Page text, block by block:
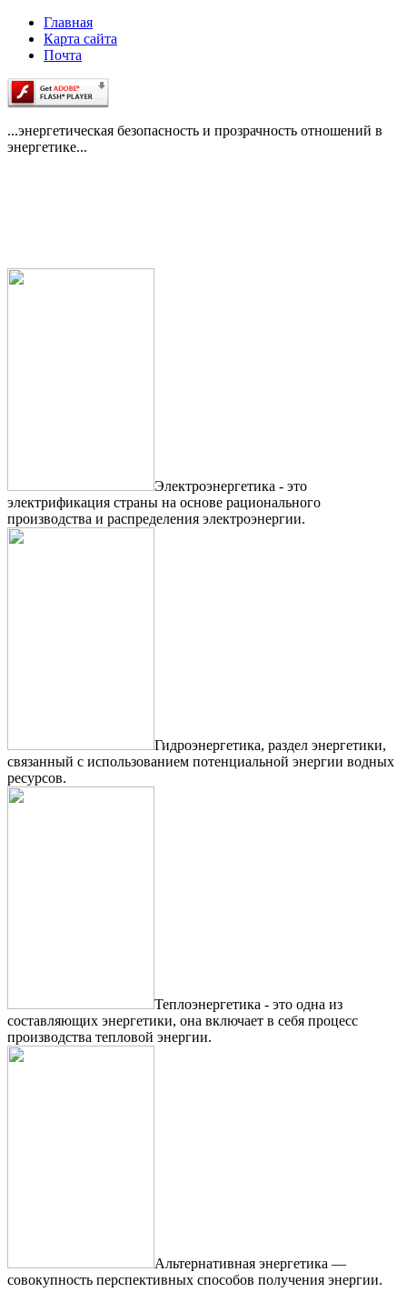
Главная
Карта сайта
Почта
...энергетическая безопасность и прозрачность отношений в
энергетике...
Электроэнергетика - это
электрификация страны на основе рационального
производства и распределения электроэнергии.
Гидроэнергетика, раздел энергетики,
связанный с использованием потенциальной энергии водных
ресурсов.
Теплоэнергетика - это одна из
составляющих энергетики, она включает в себя процесс
производства тепловой энергии.
Альтернативная энергетика —
совокупность перспективных способов получения энергии.